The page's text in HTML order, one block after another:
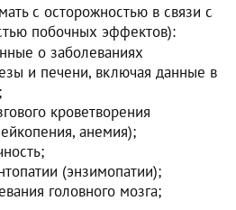
с осторожностью в связи с
побочных эффектов):
о заболеваниях
и печени, включая данные в
кроветворения
анемия);
(энзимопатии);
головного мозга;